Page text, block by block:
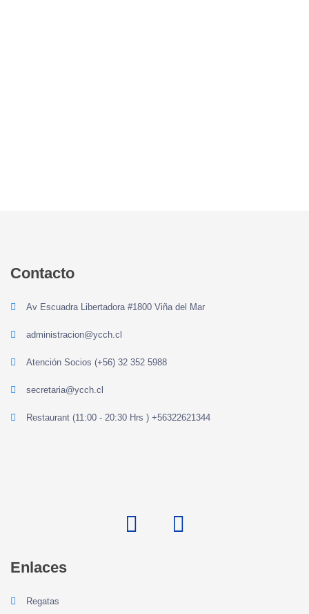
Contacto
Av Escuadra Libertadora #1800 Viña del Mar
administracion@ycch.cl
Atención Socios (+56) 32 352 5988
secretaria@ycch.cl
Restaurant (11:00 - 20:30 Hrs ) +56322621344
Enlaces
Regatas